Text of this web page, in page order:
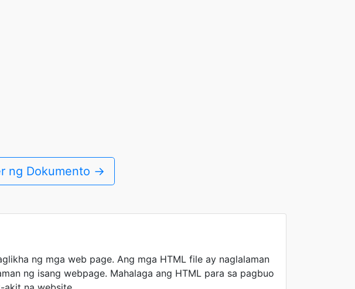
ng Dokumento →
ng mga web page. Ang mga HTML file ay naglalaman
ng isang webpage. Mahalaga ang HTML para sa pagbuo